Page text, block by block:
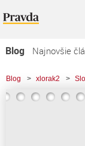
Blog
Najnovšie
Najčítanejšie články
Blog > xlorak2 >